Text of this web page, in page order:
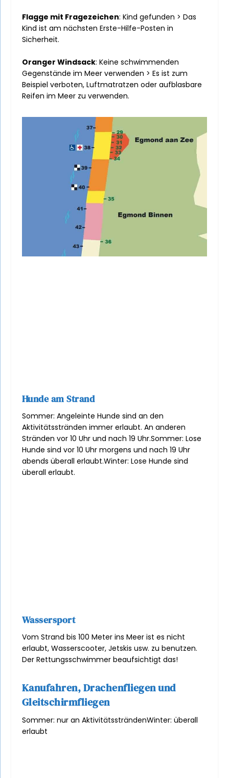
Flagge mit Fragezeichen: Kind gefunden > Das
Kind ist am nächsten Erste-Hilfe-Posten in
Sicherheit.
Oranger Windsack: Keine schwimmenden
Gegenstände im Meer verwenden > Es ist zum
Beispiel verboten, Luftmatratzen oder aufblasbare
Reifen im Meer zu verwenden.
Hunde am Strand
Sommer: Angeleinte Hunde sind an den
Aktivitätsstränden immer erlaubt. An anderen
Stränden vor 10 Uhr und nach 19 Uhr.Sommer: Lose
Hunde sind vor 10 Uhr morgens und nach 19 Uhr
abends überall erlaubt.Winter: Lose Hunde sind
überall erlaubt.
Wassersport
Vom Strand bis 100 Meter ins Meer ist es nicht
erlaubt, Wasserscooter, Jetskis usw. zu benutzen.
Der Rettungsschwimmer beaufsichtigt das!
Kanufahren, Drachenfliegen und
Gleitschirmfliegen
Sommer: nur an AktivitätssträndenWinter: überall
erlaubt